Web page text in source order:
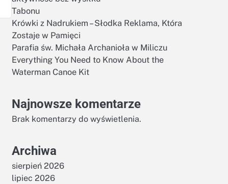
Tabonu
Krówki z Nadrukiem – Słodka Reklama, Która
Zostaje w Pamięci
Parafia św. Michała Archanioła w Miliczu
Everything You Need to Know About the
Waterman Canoe Kit
Najnowsze komentarze
Brak komentarzy do wyświetlenia.
Archiwa
sierpień 2026
lipiec 2026